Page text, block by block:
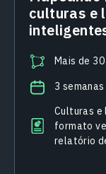
culturas e
Mais de
3 semanas
Culturas e
formato
relatório